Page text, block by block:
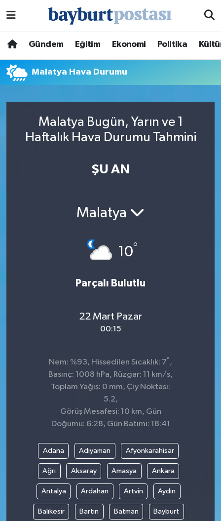
Gündem Eğitim Ekonomi Politika
Malatya Hava Durumu
Malatya Bugün, Yarın ve 1
Haftalık Hava Durumu Tahmini
ŞU AN
Malatya
10°
Parçalı Bulutlu
22 Mart Pazar
00:15
Nem: %93, Hissedilen Sıcaklık: 7° ,
Basınç: 1008 hPa, Rüzgar: 11 km/s,
Toplam Yağış: 0 mm, Çiy Noktası:
5.2,
Görüş Mesafesi: 10 km, Gün
Doğumu: 6:28, Gün Batımı: 18:41
Adana Adıyaman Afyonkarahisar
Ağrı Aksaray Amasya Ankara
Antalya Ardahan Artvin Aydın
Balıkesir Bartın Batman Bayburt
Hava Durumu
Süper Lig Puan Durumu ve Fikstür